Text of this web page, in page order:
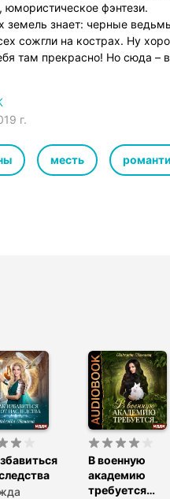
фэнтези.
знает: черные
сожгли на кострах. Ну
там прекрасно! Но сюда –
боги,– исчадиям мрака
на тебя открыли охоту и в
– не самая плохая идея.
но ведьмин характер
мелкого дракона у самого
жди мести. Вот только
г.
месть
В военную
академию
требуется…